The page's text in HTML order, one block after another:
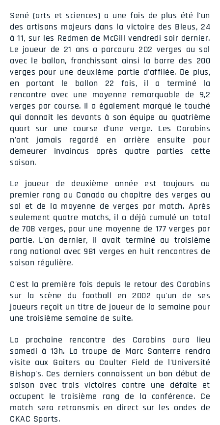
Sené (arts et sciences) a une fois de plus été l'un
des artisans majeurs dans la victoire des Bleus, 24
à 11, sur les Redmen de McGill vendredi soir dernier.
Le joueur de 21 ans a parcouru 202 verges au sol
avec le ballon, franchissant ainsi la barre des 200
verges pour une deuxième partie d'affilée. De plus,
en portant le ballon 22 fois, il a terminé la
rencontre avec une moyenne remarquable de 9,2
verges par course. Il a également marqué le touché
qui donnait les devants à son équipe au quatrième
quart sur une course d'une verge. Les Carabins
n'ont jamais regardé en arrière ensuite pour
demeurer invaincus après quatre parties cette
saison.
Le joueur de deuxième année est toujours au
premier rang au Canada au chapitre des verges au
sol et de la moyenne de verges par match. Après
seulement quatre matchs, il a déjà cumulé un total
de 708 verges, pour une moyenne de 177 verges par
partie. L'an dernier, il avait terminé au troisième
rang national avec 981 verges en huit rencontres de
saison régulière.
C'est la première fois depuis le retour des Carabins
sur la scène du football en 2002 qu'un de ses
joueurs reçoit un titre de joueur de la semaine pour
une troisième semaine de suite.
La prochaine rencontre des Carabins aura lieu
samedi à 13h. La troupe de Marc Santerre rendra
visite aux Gaiters au Coulter Field de l'Université
Bishop's. Ces derniers connaissent un bon début de
saison avec trois victoires contre une défaite et
occupent le troisième rang de la conférence. Ce
match sera retransmis en direct sur les ondes de
CKAC Sports.